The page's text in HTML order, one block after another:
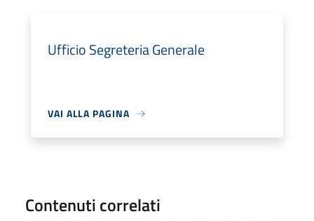
Ufficio Segreteria Generale
VAI ALLA PAGINA
Contenuti correlati